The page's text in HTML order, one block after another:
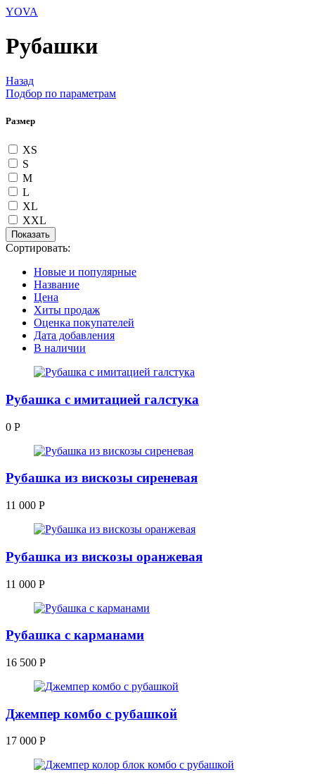
YOVA
Рубашки
Назад
Подбор по параметрам
Размер
XS
S
M
L
XL
XXL
Сортировать:
Новые и популярные
Название
Цена
Хиты продаж
Оценка покупателей
Дата добавления
В наличии
Рубашка с имитацией галстука
0 Р
Рубашка из вискозы сиреневая
11 000 Р
Рубашка из вискозы оранжевая
11 000 Р
Рубашка с карманами
16 500 Р
Джемпер комбо с рубашкой
17 000 Р